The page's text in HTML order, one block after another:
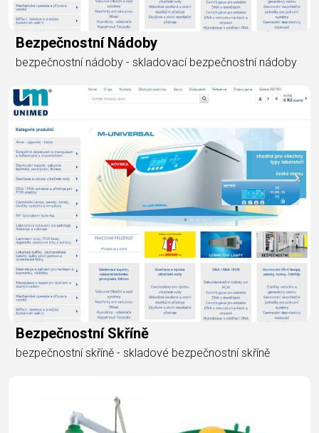
Bezpečnostní Nádoby
bezpečnostní nádoby - skladovací bezpečnostní nádoby
Bezpečnostní Skříně
bezpečnostní skříně - skladové bezpečnostní skříně